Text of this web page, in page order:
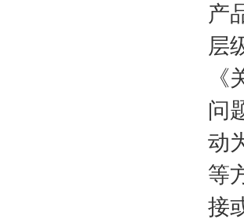
产
层
问
动
等
接